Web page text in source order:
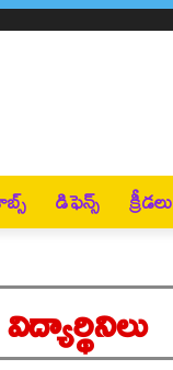
డిఫెన్స్ క్రీడలు